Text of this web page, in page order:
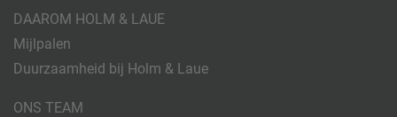
DAAROM HOLM & LAUE
Mijlpalen
Duurzaamheid bij Holm & Laue
ONS TEAM